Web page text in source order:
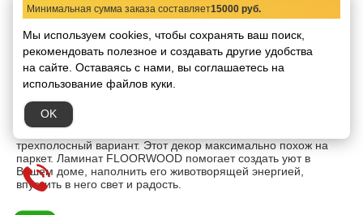
имеют изысканные по красоте декоры. Оттенки у ламината
под дуб - от самого светлого до темного, с ярко
выраженными сучками, структурой деревянного спила и
другие. Однополосный ламинат дуб – точно повторяет
рисунок распиленной доски, а для имитации грубого настила
– идеально подходит ламинат дуб с фаской.
Двухполосный ламинат дуб в уложенном виде напоминает
короткие «половицы». Визуальное восприятие аккуратно
подогнанных досок делает этот декор одним из самых
трехполосный вариант. Этот декор максимально похож на
паркет. Ламинат FLOORWOOD помогает создать уют в
Вашем доме, наполнить его животворящей энергией,
впустить в него свет и радость.
Минимальная сумма заказа составляет15000 руб.
Мы используем cookies, чтобы сохранять ваш поиск,
рекомендовать полезное и создавать другие удобства
на сайте. Оставаясь с нами, вы соглашаетесь на
использование файлов куки.
OK